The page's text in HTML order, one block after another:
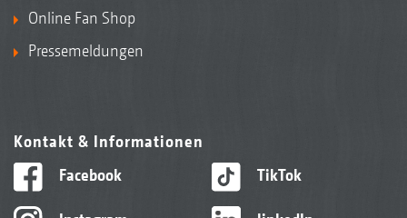
Online Fan Shop
Pressemeldungen
Kontakt & Informationen
Facebook
TikTok